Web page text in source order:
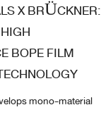
X BRÜCKNER:
BOPE FILM
mono-material